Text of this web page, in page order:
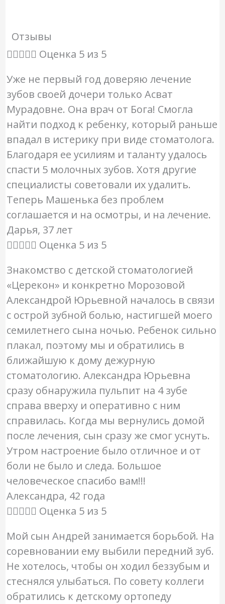
Отзывы
 Оценка 5 из 5
Уже не первый год доверяю лечение
зубов своей дочери только Асват
Мурадовне. Она врач от Бога! Смогла
найти подход к ребенку, который раньше
впадал в истерику при виде стоматолога.
Благодаря ее усилиям и таланту удалось
спасти 5 молочных зубов. Хотя другие
специалисты советовали их удалить.
Теперь Машенька без проблем
соглашается и на осмотры, и на лечение.
Дарья, 37 лет
 Оценка 5 из 5
Знакомство с детской стоматологией
«Церекон» и конкретно Морозовой
Александрой Юрьевной началось в связи
с острой зубной болью, настигшей моего
семилетнего сына ночью. Ребенок сильно
плакал, поэтому мы и обратились в
ближайшую к дому дежурную
стоматологию. Александра Юрьевна
сразу обнаружила пульпит на 4 зубе
справа вверху и оперативно с ним
справилась. Когда мы вернулись домой
после лечения, сын сразу же смог уснуть.
Утром настроение было отличное и от
боли не было и следа. Большое
человеческое спасибо вам!!!
Александра, 42 года
 Оценка 5 из 5
Мой сын Андрей занимается борьбой. На
соревновании ему выбили передний зуб.
Не хотелось, чтобы он ходил беззубым и
стеснялся улыбаться. По совету коллеги
обратились к детскому ортопеду